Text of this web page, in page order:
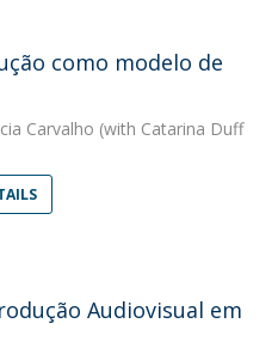
como modelo de
Carvalho (with Catarina Duff
Audiovisual em